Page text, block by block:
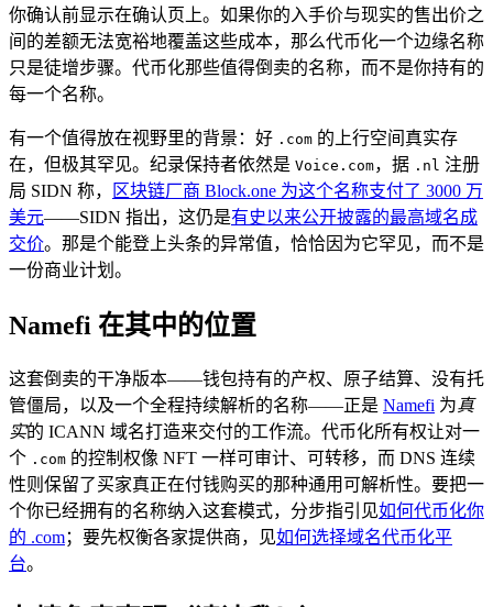
你确认前显示在确认页上。如果你的入手价与现实的售出价之
间的差额无法宽裕地覆盖这些成本，那么代币化一个边缘名称
只是徒增步骤。代币化那些值得倒卖的名称，而不是你持有的
每一个名称。
有一个值得放在视野里的背景：好 .com 的上行空间真实存
在，但极其罕见。纪录保持者依然是 Voice.com，据 .nl 注册
局 SIDN 称，
区块链厂商 Block.one 为这个名称支付了 3000 万
美元——SIDN 指出，这仍是有史以来公开披露的最高域名成
交价。那是个能登上头条的异常值，恰恰因为它罕见，而不是
一份商业计划。
Namefi 在其中的位置
这套倒卖的干净版本——钱包持有的产权、原子结算、没有托
管僵局，以及一个全程持续解析的名称——正是 Namefi 为真
实的 ICANN 域名打造来交付的工作流。代币化所有权让对一
个 .com 的控制权像 NFT 一样可审计、可转移，而 DNS 连续
性则保留了买家真正在付钱购买的那种通用可解析性。要把一
个你已经拥有的名称纳入这套模式，分步指引见如何代币化你
的 .com；要先权衡各家提供商，见如何选择域名代币化平
台。